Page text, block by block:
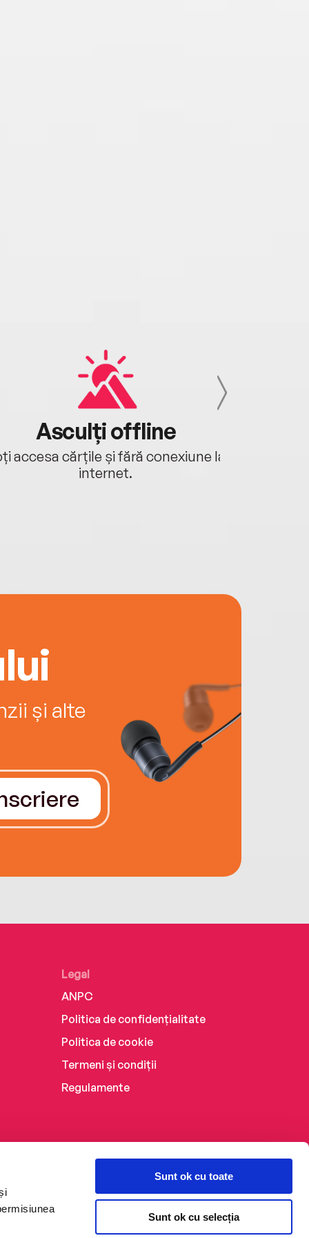
Sunt ok cu toate
Sunt ok cu selecția
Asculți offline
accesa cărțile și fără conexiune la
internet.
și alte
Legal
ANPC
Politica de confidențialitate
Politica de cookie
Termeni și condiții
Regulamente